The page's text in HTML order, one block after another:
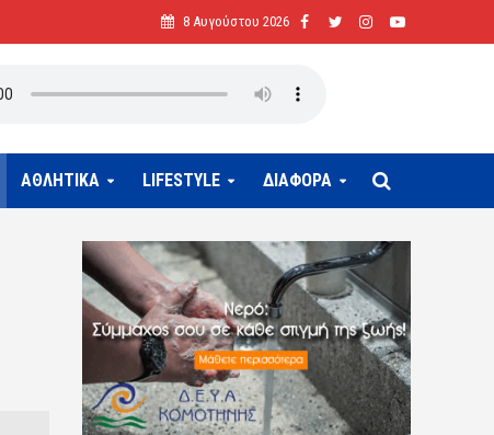
8 Αυγούστου 2026
ΑΘΛΗΤΙΚΑ LIFESTYLE ΔΙΑΦΟΡΑ